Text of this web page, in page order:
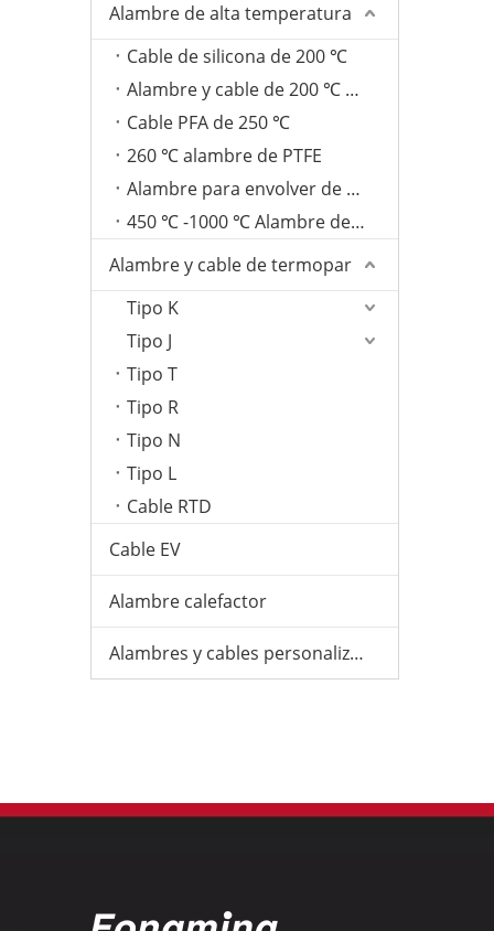
Alambre de alta temperatura
Cable de silicona de 200 ℃
Alambre y cable de 200 ℃ FEP
Cable PFA de 250 ℃
260 ℃ alambre de PTFE
Alambre para envolver de fibra de vidrio de 350 ℃
450 ℃ -1000 ℃ Alambre de mica
Alambre y cable de termopar
Tipo K
Tipo J
Tipo T
Tipo R
Tipo N
Tipo L
Cable RTD
Cable EV
Alambre calefactor
Alambres y cables personalizados